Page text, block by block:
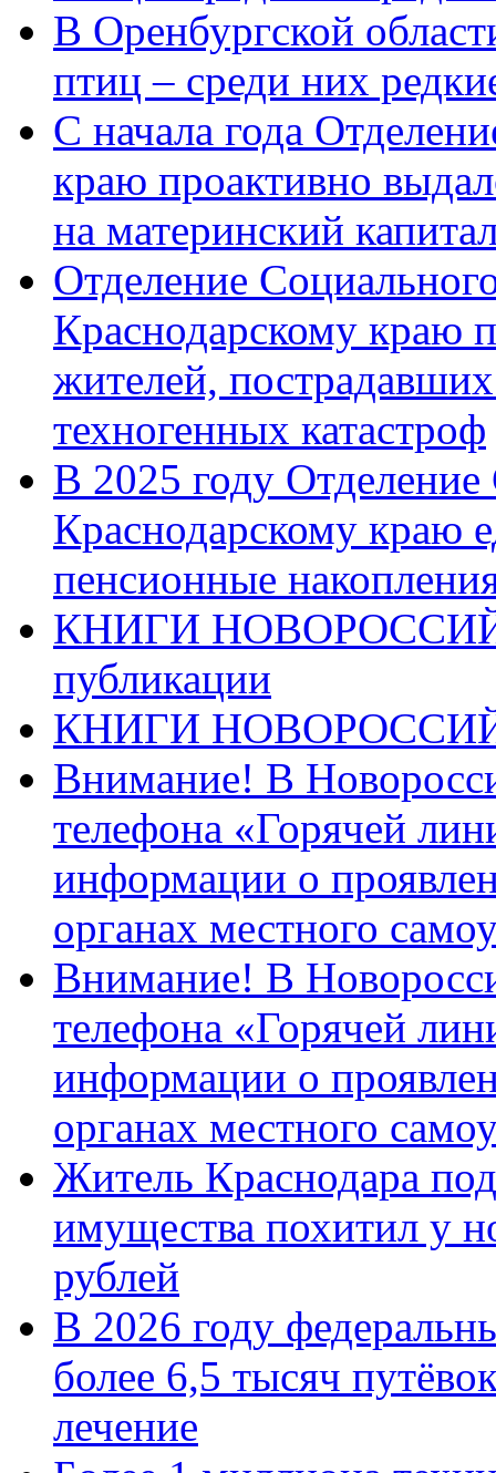
В Оренбургской
птиц – среди них
С начала года
краю проактивно
на материнский
Отделение
Краснодарскому краю
жителей,
техногенных катастроф
В 2025 году
Краснодарскому краю
пенсионные
КНИГИ
публикации
КНИГИ
Внимание! В
телефона «Горячей
информации о
органах местного
Внимание! В
телефона «Горячей
информации о
органах местного
Житель Краснодара
имущества похитил у
рублей
В 2026 году
более 6,5 тысяч
лечение